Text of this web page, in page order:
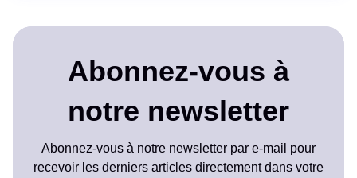
Abonnez-vous à
notre newsletter
Abonnez-vous à notre newsletter par e-mail pour
recevoir les derniers articles directement dans votre